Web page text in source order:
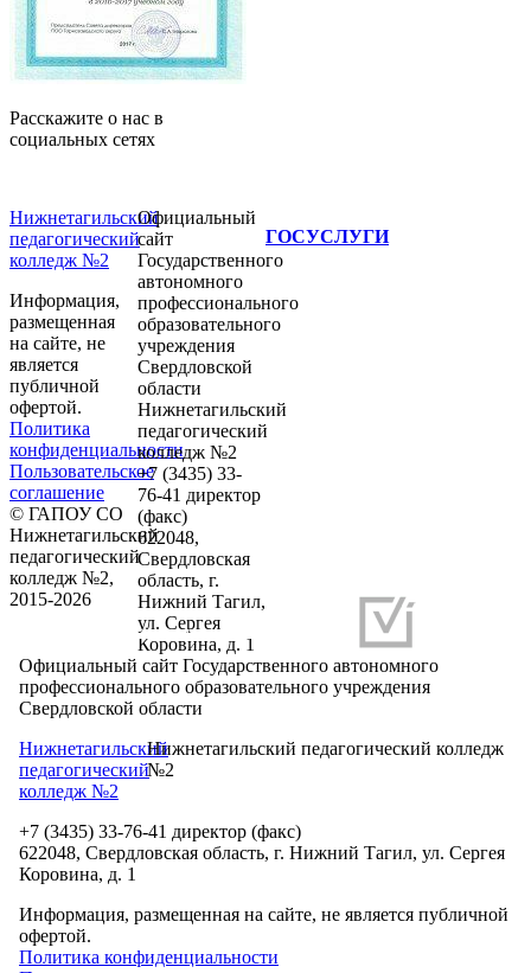
Расскажите о нас в
социальных сетях
Нижнетагильский
педагогический
колледж №2
Информация,
размещенная
на сайте, не
является
публичной
офертой.
Политика
конфиденциальности
Пользовательское
соглашение
© ГАПОУ СО
Нижнетагильский
педагогический
колледж №2,
2015-2026
Официальный
сайт
Государственного
автономного
профессионального
образовательного
учреждения
Свердловской
области
Нижнетагильский
педагогический
колледж №2
+7 (3435) 33-
76-41 директор
(факс)
622048,
Свердловская
область, г.
Нижний Тагил,
ул. Сергея
Коровина, д. 1
ГОСУСЛУГИ
Разработка и продвижение сайтов
Официальный сайт Государственного автономного
профессионального образовательного учреждения
Свердловской области
Нижнетагильский
педагогический
колледж №2
Нижнетагильский педагогический колледж
№2
+7 (3435) 33-76-41 директор (факс)
622048, Свердловская область, г. Нижний Тагил, ул. Сергея
Коровина, д. 1
Информация, размещенная на сайте, не является публичной
офертой.
Политика конфиденциальности